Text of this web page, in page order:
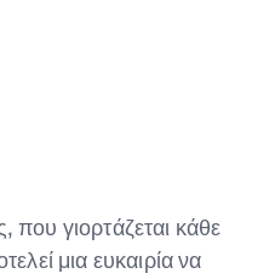
γιορτάζεται κάθε
μια ευκαιρία να